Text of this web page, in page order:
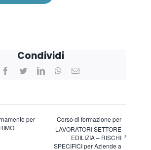
Condividi
Facebook
Twitter LinkedInWhatsApp
per
Corso di formazione per
LAVORATORI SETTORE
EDILIZIA – RISCHI
SPECIFICI per Aziende a